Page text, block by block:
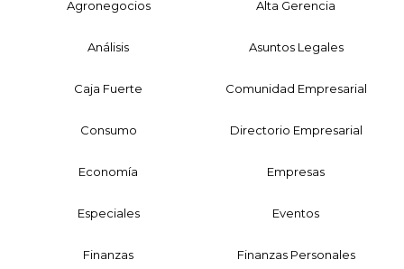
Agronegocios Alta Gerencia
Análisis Asuntos Legales
Caja Fuerte Comunidad Empresarial
Consumo Directorio Empresarial
Economía Empresas
Especiales Eventos
Finanzas Finanzas Personales